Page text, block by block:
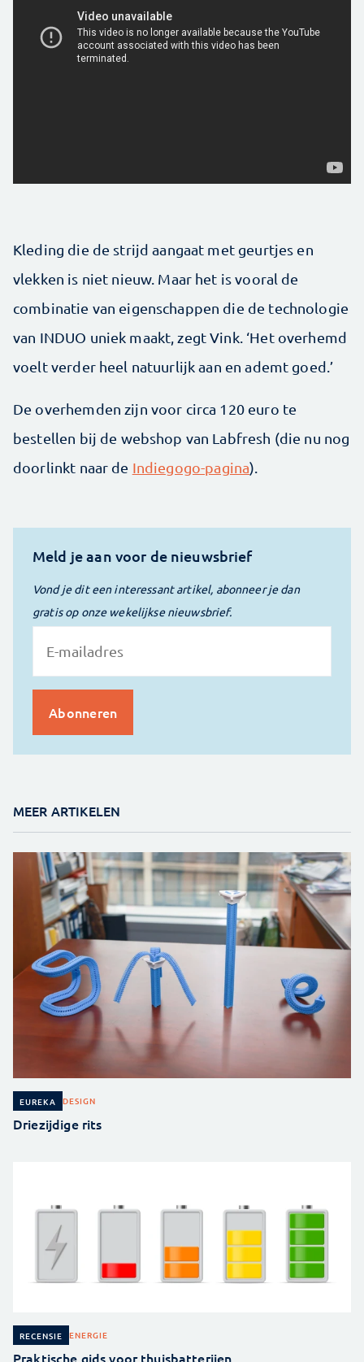
Kleding die de strijd aangaat met geurtjes en
vlekken is niet nieuw. Maar het is vooral de
combinatie van eigenschappen die de technologie
van INDUO uniek maakt, zegt Vink. ‘Het overhemd
voelt verder heel natuurlijk aan en ademt goed.’
De overhemden zijn voor circa 120 euro te
bestellen bij de webshop van Labfresh (die nu nog
doorlinkt naar de Indiegogo-pagina).
Meld je aan voor de nieuwsbrief
Vond je dit een interessant artikel, abonneer je dan
gratis op onze wekelijkse nieuwsbrief.
MEER ARTIKELEN
EUREKA DESIGN
Driezijdige rits
RECENSIE ENERGIE
Praktische gids voor thuisbatterijen